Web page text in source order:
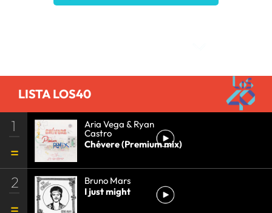
LISTA LOS40
1 Aria Vega & Ryan
Castro
Chévere (Premium mix)
2
Bruno Mars
I just might